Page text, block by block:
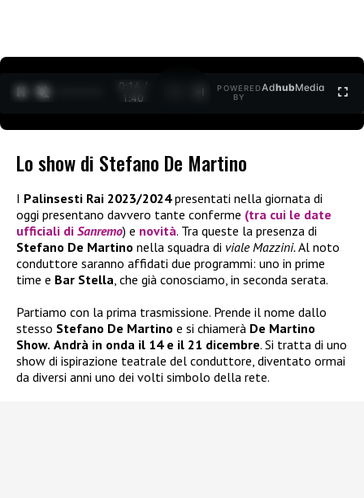
0:15 /
1:40
POWERED
BY
AdhubMedia
Lo show di Stefano De Martino
I Palinsesti Rai 2023/2024presentati nella giornata di
oggi presentano davvero tante conferme (tra cui le date
ufficiali di Sanremo) e novità. Tra queste la presenza di
Stefano De Martino nella squadra di viale Mazzini.Al noto
conduttore saranno affidati due programmi: uno in prime
time e Bar Stella, che già conosciamo, in seconda serata.
Partiamo con la prima trasmissione. Prende il nome dallo
stesso Stefano De Martino e si chiamerà De Martino
Show. Andrà in onda il 14 e il 21 dicembre. Si tratta di uno
show di ispirazione teatrale del conduttore, diventato ormai
da diversi anni uno dei volti simbolo della rete.